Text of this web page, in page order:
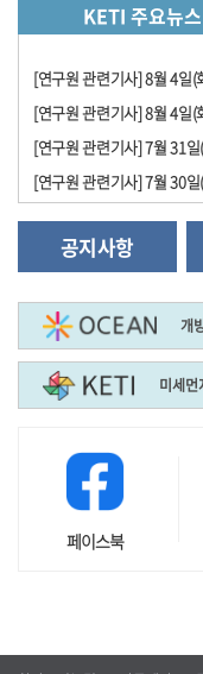
KETI 주요뉴스
공지사항
개
미세
페이스북